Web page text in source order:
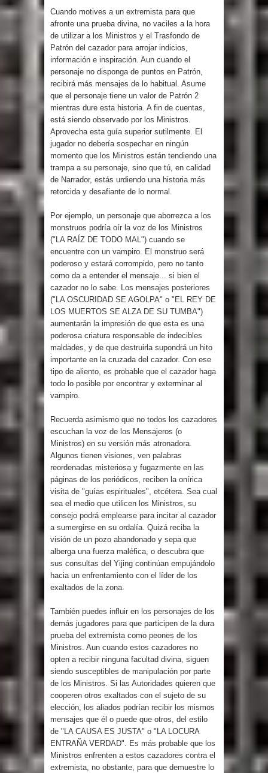
Cuando motives a un extremista para que
afronte una prueba divina, no vaciles a la hora
de utilizar a los Ministros y el Trasfondo de
Patrón del cazador para arrojar indicios,
información e inspiración. Aun cuando el
personaje no disponga de puntos en Patrón,
recibirá más mensajes de lo habitual. Asume
que el personaje tiene un valor de Patrón 2
mientras dure esta historia. A fin de cuentas,
está siendo observado por los Ministros.
Aprovecha esta guía superior sutilmente. El
jugador no debería sospechar en ningún
momento que los Ministros están tendiendo una
trampa a su personaje, sino que tú, en calidad
de Narrador, estás urdiendo una historia más
retorcida y desafiante de lo normal.
Por ejemplo, un personaje que aborrezca a los
monstruos podría oír la voz de los Ministros
("LA RAÍZ DE TODO MAL") cuando se
encuentre con un vampiro. El monstruo será
poderoso y estará corrompido, pero no tanto
como da a entender el mensaje... si bien el
cazador no lo sabe. Los mensajes posteriores
("LA OSCURIDAD SE AGOLPA" o "EL REY DE
LOS MUERTOS SE ALZA DE SU TUMBA")
aumentarán la impresión de que esta es una
poderosa criatura responsable de indecibles
maldades, y de que destruirla supondrá un hito
importante en la cruzada del cazador. Con ese
tipo de aliento, es probable que el cazador haga
todo lo posible por encontrar y exterminar al
vampiro.
Recuerda asimismo que no todos los cazadores
escuchan la voz de los Mensajeros (o
Ministros) en su versión más atronadora.
Algunos tienen visiones, ven palabras
reordenadas misteriosa y fugazmente en las
páginas de los periódicos, reciben la onírica
visita de "guías espirituales", etcétera. Sea cual
sea el medio que utilicen los Ministros, su
consejo podrá emplearse para incitar al cazador
a sumergirse en su ordalía. Quizá reciba la
visión de un pozo abandonado y sepa que
alberga una fuerza maléfica, o descubra que
sus consultas del Yijing continúan empujándolo
hacia un enfrentamiento con el líder de los
exaltados de la zona.
También puedes influir en los personajes de los
demás jugadores para que participen de la dura
prueba del extremista como peones de los
Ministros. Aun cuando estos cazadores no
opten a recibir ninguna facultad divina, siguen
siendo susceptibles de manipulación por parte
de los Ministros. Si las Autoridades quieren que
cooperen otros exaltados con el sujeto de su
elección, los aliados podrían recibir los mismos
mensajes que él o puede que otros, del estilo
de "LA CAUSA ES JUSTA" o "LA LOCURA
ENTRAÑA VERDAD". Es más probable que los
Ministros enfrenten a estos cazadores contra el
extremista, no obstante, para que demuestre lo